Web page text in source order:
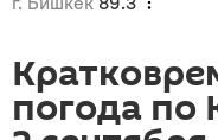
погода по